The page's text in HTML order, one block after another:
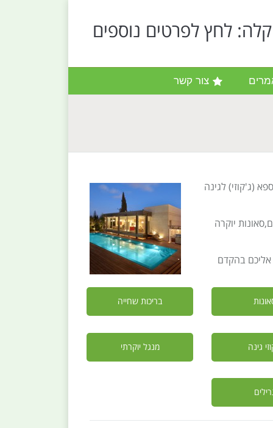
קלה: לחץ לפרטים נוספים
צור קשר
(ג'קוזי) לגינה
כגון: מתקני ג'קוזי במבחר גדלים של 2-10 אנשים,סאונות יוקרה
אליכם בהקדם
בריכות שחייה
מנגל יוקרתי גינה